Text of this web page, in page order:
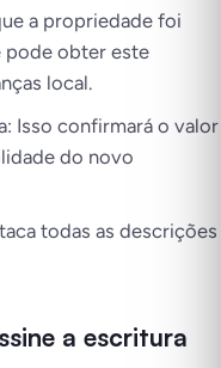
a propriedade foi
pode obter este
local.
Isso confirmará o valor
do novo
todas as descrições
a escritura